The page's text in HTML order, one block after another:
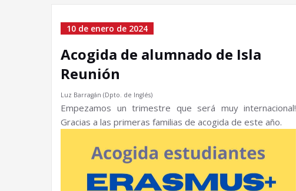
10 de enero de 2024
Acogida de alumnado de Isla
Reunión
Luz Barragán (Dpto. de Inglés)
Empezamos un trimestre que será muy internacional!
Gracias a las primeras familias de acogida de este año.